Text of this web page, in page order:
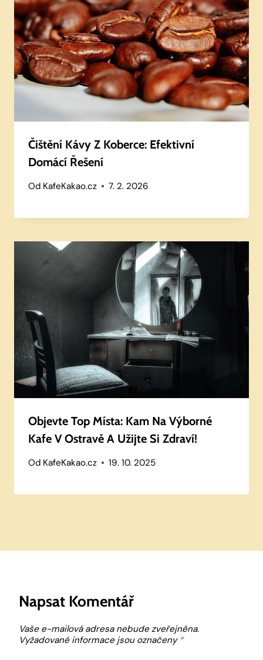
Čištění Kávy Z Koberce: Efektivní
Domácí Řešení
Od KafeKakao.cz 7. 2. 2026
Objevte Top Místa: Kam Na Výborné
Kafe V Ostravě A Užijte Si Zdraví!
Od KafeKakao.cz 19. 10. 2025
Napsat Komentář
Vaše e-mailová adresa nebude zveřejněna.
Vyžadované informace jsou označeny *